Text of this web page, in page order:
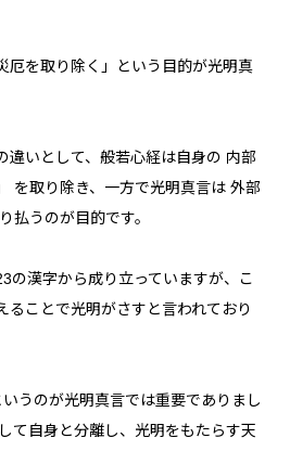
厄を取り除く」という目的が光明真
違いとして、般若心経は自身の 内部
を取り除き、一方で光明真言は 外部
払うのが目的です。
の漢字から成り立っていますが、こ
ることで光明がさすと言われており
うのが光明真言では重要でありまし
て自身と分離し、光明をもたらす天